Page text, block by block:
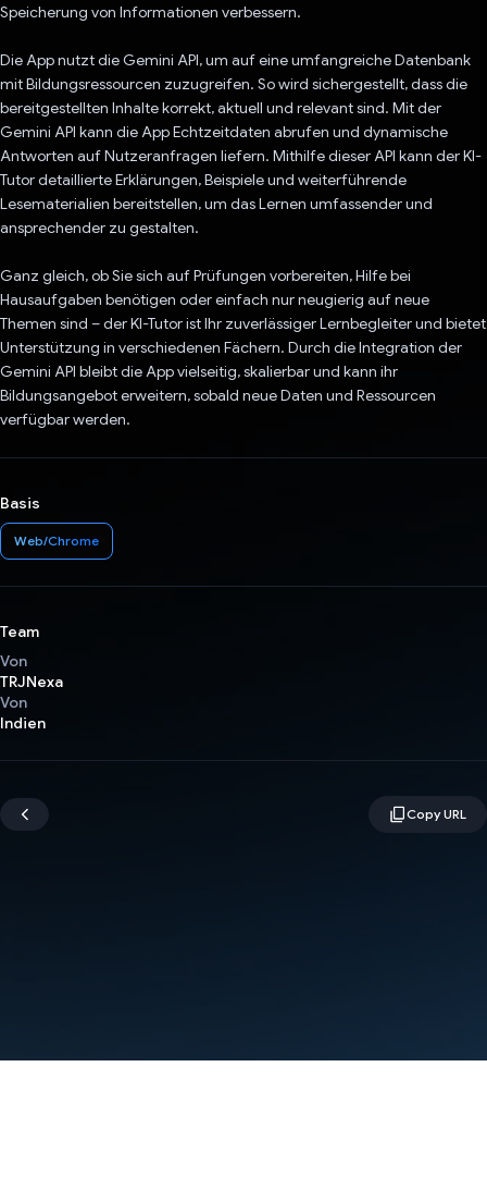
Speicherung von Informationen verbessern.
Die App nutzt die Gemini API, um auf eine umfangreiche Datenbank
mit Bildungsressourcen zuzugreifen. So wird sichergestellt, dass die
bereitgestellten Inhalte korrekt, aktuell und relevant sind. Mit der
Gemini API kann die App Echtzeitdaten abrufen und dynamische
Antworten auf Nutzeranfragen liefern. Mithilfe dieser API kann der KI-
Tutor detaillierte Erklärungen, Beispiele und weiterführende
Lesematerialien bereitstellen, um das Lernen umfassender und
ansprechender zu gestalten.
Ganz gleich, ob Sie sich auf Prüfungen vorbereiten, Hilfe bei
Hausaufgaben benötigen oder einfach nur neugierig auf neue
Themen sind – der KI-Tutor ist Ihr zuverlässiger Lernbegleiter und bietet
Unterstützung in verschiedenen Fächern. Durch die Integration der
Gemini API bleibt die App vielseitig, skalierbar und kann ihr
Bildungsangebot erweitern, sobald neue Daten und Ressourcen
verfügbar werden.
Basis
Web/Chrome
Team
Von
TRJNexa
Von
Indien